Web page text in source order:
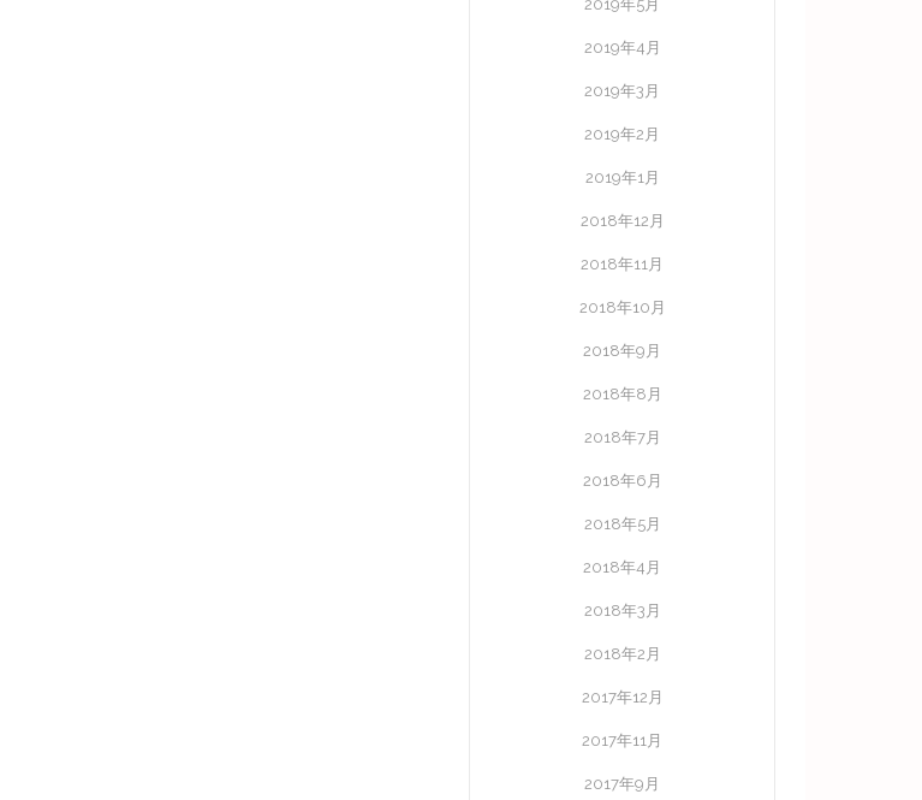
2019年5月
2019年4月
2019年3月
2019年2月
2019年1月
2018年12月
2018年11月
2018年10月
2018年9月
2018年8月
2018年7月
2018年6月
2018年5月
2018年4月
2018年3月
2018年2月
2017年12月
2017年11月
2017年9月